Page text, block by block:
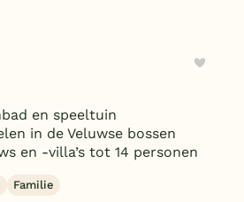
en speeltuin
in de Veluwse bossen
en -villa’s tot 14 personen
Familie